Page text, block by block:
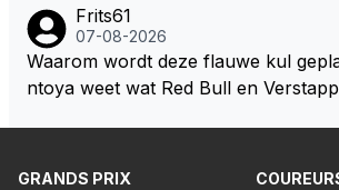
ze wolff gesneden heeft?
okies made of your own dough" 🤣
Frits61
07-08-2026
Waarom wordt deze flauwe kul
ntoya weet wat Red Bull en
GRANDS PRIX